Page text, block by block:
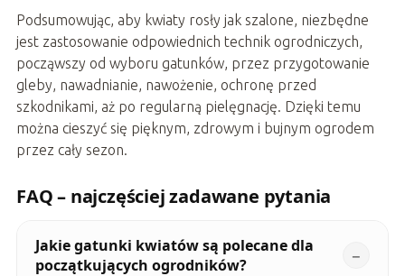
Podsumowując, aby kwiaty rosły jak szalone, niezbędne
jest zastosowanie odpowiednich technik ogrodniczych,
począwszy od wyboru gatunków, przez przygotowanie
gleby, nawadnianie, nawożenie, ochronę przed
szkodnikami, aż po regularną pielęgnację. Dzięki temu
można cieszyć się pięknym, zdrowym i bujnym ogrodem
przez cały sezon.
FAQ – najczęściej zadawane pytania
Jakie gatunki kwiatów są polecane dla
początkujących ogrodników?